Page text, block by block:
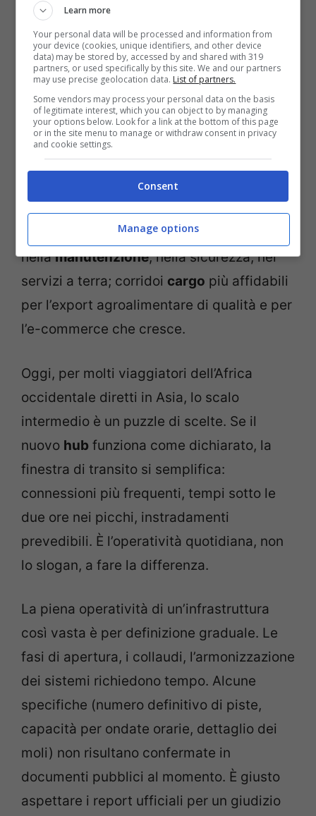
globali, qui pensati per le specificità
dell’altopiano: altitudine, condizioni meteo,
flussi stagionali.
I numeri, quando si muovono, cambiano le
abitudini. Piùconnettivitàsignifica voli
diretti su città africane oggi collegate con
fatica, tratte point-to-point che diventano
sostenibili, tariffe più competitive.
Significa anche opportunità: posti di lavoro
nellamanutenzione, nella sicurezza, nei
servizi a terra; corridoi cargo più affidabili
per l’export agroalimentare di qualità e per
l’e-commerce che cresce.
Oggi, per molti viaggiatori dell’Africa
occidentale diretti in Asia, lo scalo
intermedio è un puzzle di scelte. Se il
nuovo hub funziona come dichiarato, la
finestra di transito si semplifica:
connessioni più frequenti, tempi sotto le
due ore nei picchi, instradamenti
prevedibili. È l’operatività quotidiana, non
lo slogan, a fare la differenza.
La piena operatività di un’infrastruttura
così vasta è per definizione graduale. Le
fasi di apertura, i collaudi, l’armonizzazione
dei sistemi richiedono tempo. Alcune
specifiche (numero definitivo di piste,
capacità per ondate orarie, dettaglio dei
moli) non risultano confermate in
documenti pubblici al momento. È giusto
aspettare i report ufficiali per un giudizio
Learn more
Your personal data will be processed and information from
your device (cookies, unique identifiers, and other device
data) may be stored by, accessed by and shared with 319
partners, or used specifically by this site. We and our partners
may use precise geolocation data. List of partners.
Some vendors may process your personal data on the basis
of legitimate interest, which you can object to by managing
your options below. Look for a link at the bottom of this page
or in the site menu to manage or withdraw consent in privacy
and cookie settings.
Consent
Manage options